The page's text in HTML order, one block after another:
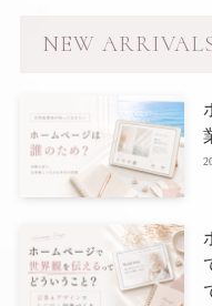
NEW